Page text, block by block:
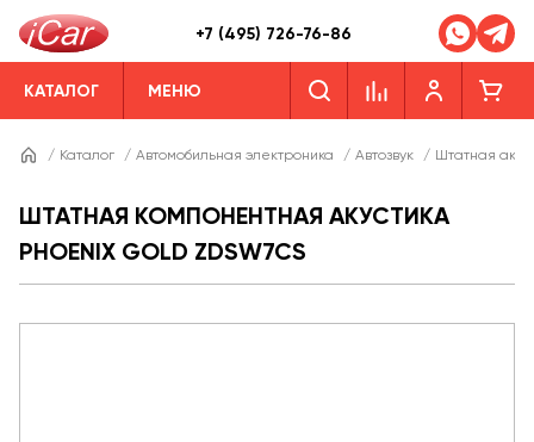
+7 (495) 726-76-86
КАТАЛОГ МЕНЮ
/ Каталог / Автомобильная электроника / Автозвук / Штатная
ШТАТНАЯ КОМПОНЕНТНАЯ АКУСТИКА
PHOENIX GOLD ZDSW7CS